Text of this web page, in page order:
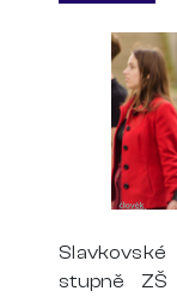
stupně